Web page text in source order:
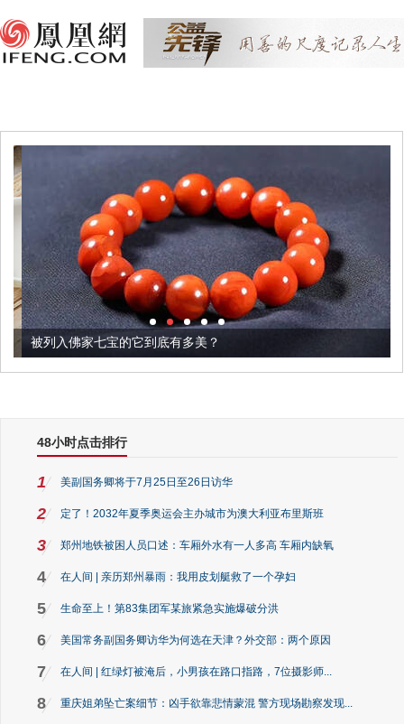
被列入佛家七宝的它到底有多美？
48小时点击排行
1 美副国务卿将于7月25日至26日访华
2 定了！2032年夏季奥运会主办城市为澳大利亚布里斯班
3 郑州地铁被困人员口述：车厢外水有一人多高 车厢内缺氧
4 在人间 | 亲历郑州暴雨：我用皮划艇救了一个孕妇
5 生命至上！第83集团军某旅紧急实施爆破分洪
6 美国常务副国务卿访华为何选在天津？外交部：两个原因
7 在人间 | 红绿灯被淹后，小男孩在路口指路，7位摄影师...
8 重庆姐弟坠亡案细节：凶手欲靠悲情蒙混 警方现场勘察发现...